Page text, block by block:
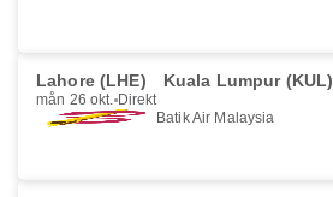
Lahore (LHE) Kuala Lumpur (KUL)
mån 26 okt. Direkt
Batik Air Malaysia